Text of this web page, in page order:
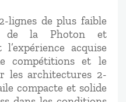
lignes de plus faible
de la Photon et
acquise
compétitions et le
les architectures 2-
compacte et solide